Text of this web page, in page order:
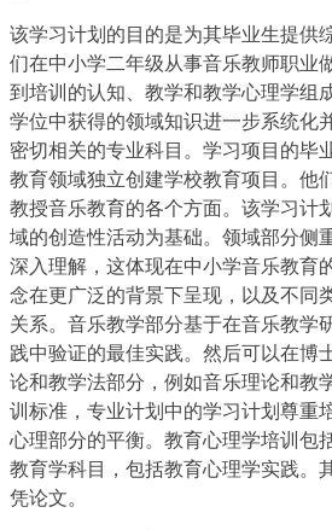
该学习计划的目的是为其毕业生提供
们在中小学二年级从事音乐教师职业
到培训的认知、教学和教学心理学组
学位中获得的领域知识进一步系统化
密切相关的专业科目。学习项目的毕
教育领域独立创建学校教育项目。他
教授音乐教育的各个方面。该学习计
域的创造性活动为基础。领域部分侧
深入理解，这体现在中小学音乐教育
念在更广泛的背景下呈现，以及不同
关系。音乐教学部分基于在音乐教学
践中验证的最佳实践。然后可以在博
论和教学法部分，例如音乐理论和教
训标准，专业计划中的学习计划尊重
心理部分的平衡。教育心理学培训包
教育学科目，包括教育心理学实践。
凭论文。